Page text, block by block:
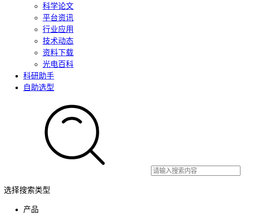
科学论文
平台资讯
行业应用
技术动态
资料下载
光电百科
科研助手
自助选型
选择搜索类型
产品